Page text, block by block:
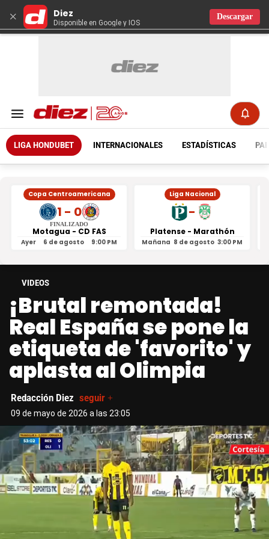
× Diez
Disponible en Google y IOS
Descargar
LIGA HONDUBET INTERNACIONALES ESTADÍSTICAS
Copa Centroamericana
1 - 0
FINALIZADO
Motagua - CD FAS
Ayer 6 de agosto 9:00 PM
Liga Nacional
-
Platense - Marathón
Mañana 8 de agosto 3:00 PM
VIDEOS
¡Brutal remontada!
Real España se pone la
etiqueta de 'favorito' y
aplasta al Olimpia
Redacción Diez seguir +
09 de mayo de 2026 a las 23:05